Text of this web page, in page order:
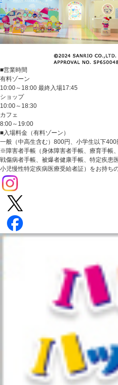
■営業時間
有料ゾーン
10:00～18:00 最終入場17:45
ショップ
10:00～18:30
カフェ
8:00～19:00
■入場料金（有料ゾーン）
一般（中高生含む）800円、小学生以下
※障害者手帳（身体障害者手帳、療育手帳
戦傷病者手帳、被爆者健康手帳、特定疾患
小児慢性特定疾病医療受給者証）をお持ち